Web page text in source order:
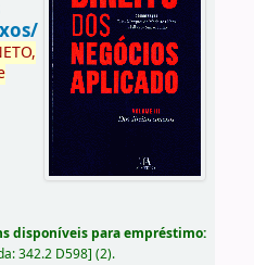
disponíveis para empréstimo:
342.2 D598] (2).